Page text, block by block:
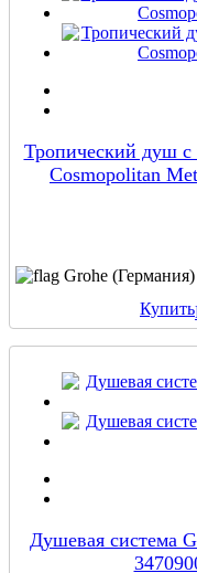
Тропический душ
Cosmopolitan
Grohe (Германия)
Купить
Душевая система